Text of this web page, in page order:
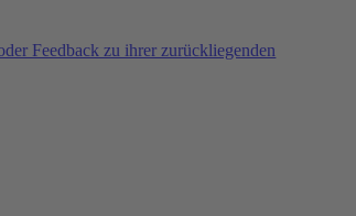
Feedback zu ihrer zurückliegenden